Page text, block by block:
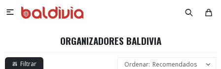

ORGANIZADORES BALDIVIA
Recomendados